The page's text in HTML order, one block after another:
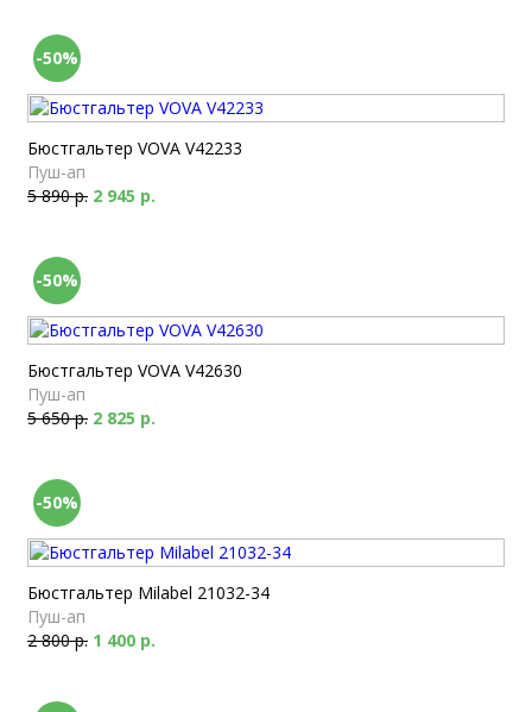
-50%
Бюстгальтер VOVA V42233
Пуш-ап
5 890 р. 2 945 р.
-50%
Бюстгальтер VOVA V42630
Пуш-ап
5 650 р. 2 825 р.
-50%
Бюстгальтер Milabel 21032-34
Пуш-ап
2 800 р. 1 400 р.